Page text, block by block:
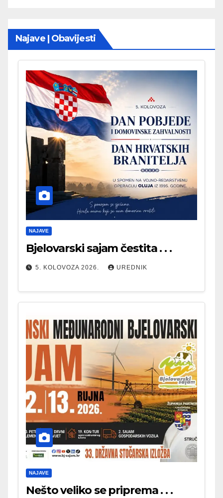
Najave | Obavijesti
NAJAVE
Bjelovarski sajam čestita . . .
5. KOLOVOZA 2026. UREDNIK
NAJAVE
Nešto veliko se priprema . . .